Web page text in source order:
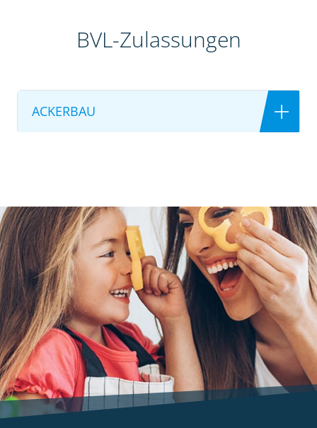
BVL-Zulassungen
ACKERBAU